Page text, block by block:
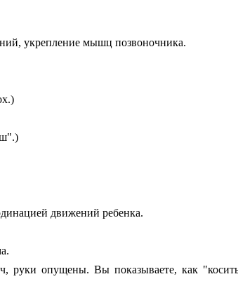
укрепление мышц позвоночника.
движений ребенка.
опущены. Вы показываете, как